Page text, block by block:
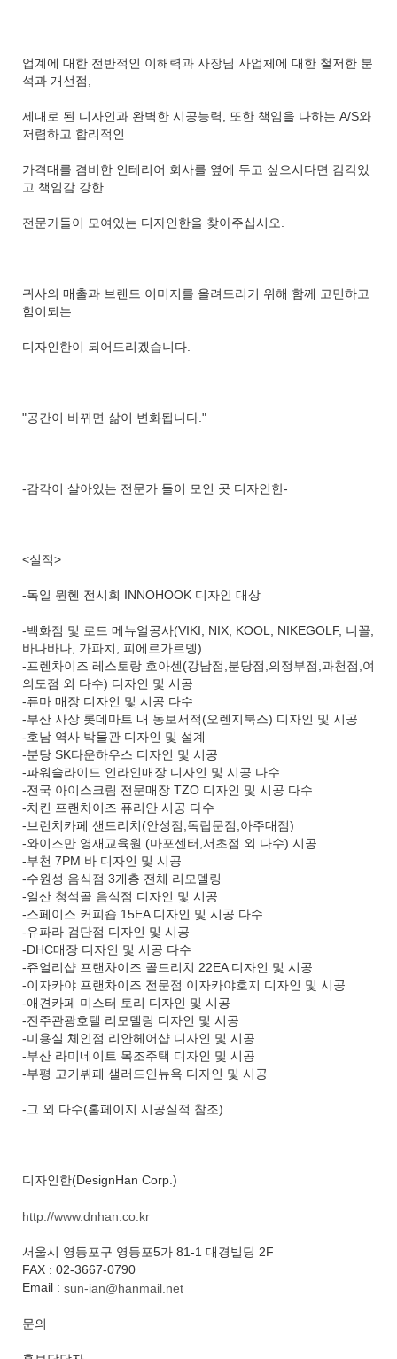
업계에 대한 전반적인 이해력과 사장님 사업체에 대한 철저한 분
석과 개선점,
제대로 된 디자인과 완벽한 시공능력, 또한 책임을 다하는 A/S와
저렴하고 합리적인
가격대를 겸비한 인테리어 회사를 옆에 두고 싶으시다면 감각있
고 책임감 강한
전문가들이 모여있는 디자인한을 찾아주십시오.
귀사의 매출과 브랜드 이미지를 올려드리기 위해 함께 고민하고
힘이되는
디자인한이 되어드리겠습니다.
"공간이 바뀌면 삶이 변화됩니다."
-감각이 살아있는 전문가 들이 모인 곳 디자인한-
<실적>
-독일 뮌헨 전시회 INNOHOOK 디자인 대상
-백화점 및 로드 메뉴얼공사(VIKI, NIX, KOOL, NIKEGOLF, 니꼴,
바나바나, 가파치, 피에르가르뎅)
-프렌차이즈 레스토랑 호아센(강남점,분당점,의정부점,과천점,여
의도점 외 다수) 디자인 및 시공
-퓨마 매장 디자인 및 시공 다수
-부산 사상 롯데마트 내 동보서적(오렌지북스) 디자인 및 시공
-호남 역사 박물관 디자인 및 설계
-분당 SK타운하우스 디자인 및 시공
-파워슬라이드 인라인매장 디자인 및 시공 다수
-전국 아이스크림 전문매장 TZO 디자인 및 시공 다수
-치킨 프랜차이즈 퓨리안 시공 다수
-브런치카페 샌드리치(안성점,독립문점,아주대점)
-와이즈만 영재교육원 (마포센터,서초점 외 다수) 시공
-부천 7PM 바 디자인 및 시공
-수원성 음식점 3개층 전체 리모델링
-일산 청석골 음식점 디자인 및 시공
-스페이스 커피숍 15EA 디자인 및 시공 다수
-유파라 검단점 디자인 및 시공
-DHC매장 디자인 및 시공 다수
-쥬얼리샵 프랜차이즈 골드리치 22EA 디자인 및 시공
-이자카야 프랜차이즈 전문점 이자카야호지 디자인 및 시공
-애견카페 미스터 토리 디자인 및 시공
-전주관광호텔 리모델링 디자인 및 시공
-미용실 체인점 리안헤어샵 디자인 및 시공
-부산 라미네이트 목조주택 디자인 및 시공
-부평 고기뷔페 샐러드인뉴욕 디자인 및 시공
-그 외 다수(홈페이지 시공실적 참조)
디자인한(DesignHan Corp.)
http://www.dnhan.co.kr
서울시 영등포구 영등포5가 81-1 대경빌딩 2F
FAX : 02-3667-0790
Email : sun-ian@hanmail.net
문의